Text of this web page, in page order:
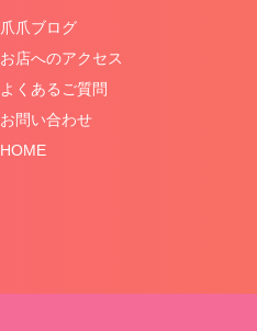
爪爪ブログ
お店へのアクセス
よくあるご質問
お問い合わせ
HOME